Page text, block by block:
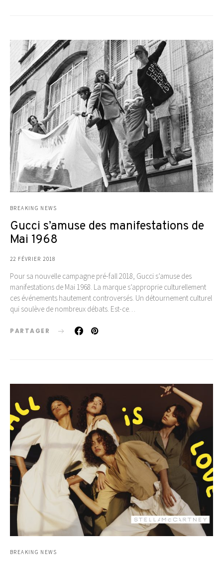
BREAKING NEWS
Gucci s’amuse des manifestations de
Mai 1968
22 FÉVRIER 2018
Pour sa nouvelle campagne pré-fall 2018, Gucci s’amuse des
manifestations de Mai 1968. La marque s’approprie culturellement
ces événements hautement controversés. Un détournement culturel
qui soulève de nombreux débats. Est-ce…
PARTAGER
BREAKING NEWS